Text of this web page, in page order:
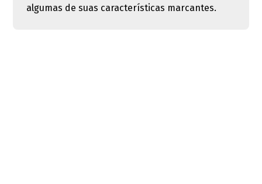
algumas de suas características marcantes.